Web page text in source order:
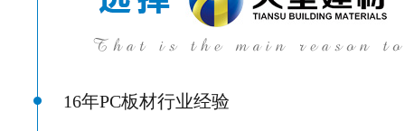
16年PC板材行业经验